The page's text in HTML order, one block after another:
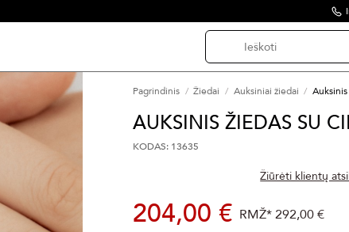
Pagrindinis Žiedai Auksiniai žiedai
AUKSINIS ŽIEDAS SU
KODAS: 13635
Žiūrėti klientų
204,00 € RMŽ*292,00 €